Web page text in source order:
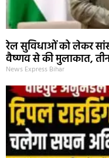
रेल सुविधाओं को लेकर
वैष्णव से की मुलाकात,
News Express Bihar